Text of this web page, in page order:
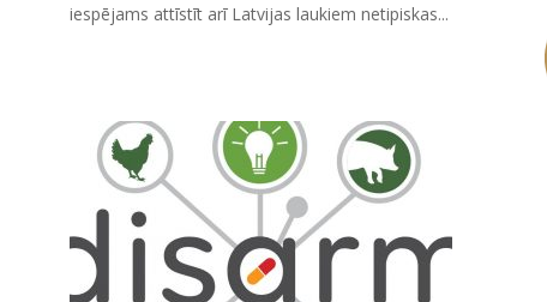
iespējams attīstīt arī Latvijas laukiem netipiskas...